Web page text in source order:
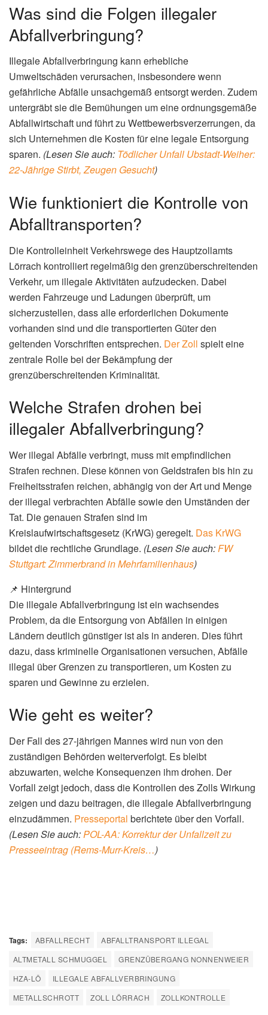
Was sind die Folgen illegaler
Abfallverbringung?
Illegale Abfallverbringung kann erhebliche
Umweltschäden verursachen, insbesondere wenn
gefährliche Abfälle unsachgemäß entsorgt werden. Zudem
untergräbt sie die Bemühungen um eine ordnungsgemäße
Abfallwirtschaft und führt zu Wettbewerbsverzerrungen, da
sich Unternehmen die Kosten für eine legale Entsorgung
sparen. (Lesen Sie auch: Tödlicher Unfall Ubstadt-Weiher:
22-Jährige Stirbt, Zeugen Gesucht)
Wie funktioniert die Kontrolle von
Abfalltransporten?
Die Kontrolleinheit Verkehrswege des Hauptzollamts
Lörrach kontrolliert regelmäßig den grenzüberschreitenden
Verkehr, um illegale Aktivitäten aufzudecken. Dabei
werden Fahrzeuge und Ladungen überprüft, um
sicherzustellen, dass alle erforderlichen Dokumente
vorhanden sind und die transportierten Güter den
geltenden Vorschriften entsprechen. Der Zoll spielt eine
zentrale Rolle bei der Bekämpfung der
grenzüberschreitenden Kriminalität.
Welche Strafen drohen bei
illegaler Abfallverbringung?
Wer illegal Abfälle verbringt, muss mit empfindlichen
Strafen rechnen. Diese können von Geldstrafen bis hin zu
Freiheitsstrafen reichen, abhängig von der Art und Menge
der illegal verbrachten Abfälle sowie den Umständen der
Tat. Die genauen Strafen sind im
Kreislaufwirtschaftsgesetz (KrWG) geregelt. Das KrWG
bildet die rechtliche Grundlage. (Lesen Sie auch:FW
Stuttgart: Zimmerbrand in Mehrfamilienhaus)
📌 Hintergrund
Die illegale Abfallverbringung ist ein wachsendes
Problem, da die Entsorgung von Abfällen in einigen
Ländern deutlich günstiger ist als in anderen. Dies führt
dazu, dass kriminelle Organisationen versuchen, Abfälle
illegal über Grenzen zu transportieren, um Kosten zu
sparen und Gewinne zu erzielen.
Wie geht es weiter?
Der Fall des 27-jährigen Mannes wird nun von den
zuständigen Behörden weiterverfolgt. Es bleibt
abzuwarten, welche Konsequenzen ihm drohen. Der
Vorfall zeigt jedoch, dass die Kontrollen des Zolls Wirkung
zeigen und dazu beitragen, die illegale Abfallverbringung
einzudämmen. Presseportal berichtete über den Vorfall.
(Lesen Sie auch:POL-AA: Korrektur der Unfallzeit zu
Presseeintrag (Rems-Murr-Kreis…)
Tags: ABFALLRECHT
ABFALLTRANSPORT ILLEGAL
ALTMETALL SCHMUGGEL
GRENZÜBERGANG NONNENWEIER
HZA-LÖ
ILLEGALE ABFALLVERBRINGUNG
METALLSCHROTT
ZOLL LÖRRACH ZOLLKONTROLLE